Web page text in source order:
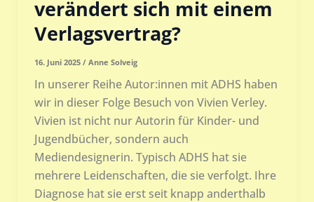
verändert sich mit einem
Verlagsvertrag?
16. Juni 2025 / Anne Solveig
In unserer Reihe Autor:innen mit ADHS haben
wir in dieser Folge Besuch von Vivien Verley.
Vivien ist nicht nur Autorin für Kinder- und
Jugendbücher, sondern auch
Mediendesignerin. Typisch ADHS hat sie
mehrere Leidenschaften, die sie verfolgt. Ihre
Diagnose hat sie erst seit knapp anderthalb